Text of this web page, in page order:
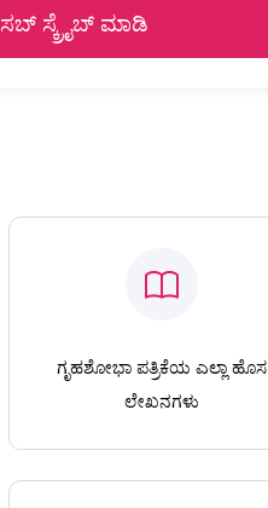
ಸಬ್ ಸ್ಕ್ರೈಬ್ ಮಾಡಿ
ಗೃಹಶೋಭಾ ಪತ್ರಿಕೆಯ ಎಲ್ಲಾ ಹೊಸ
ಲೇಖನಗಳು